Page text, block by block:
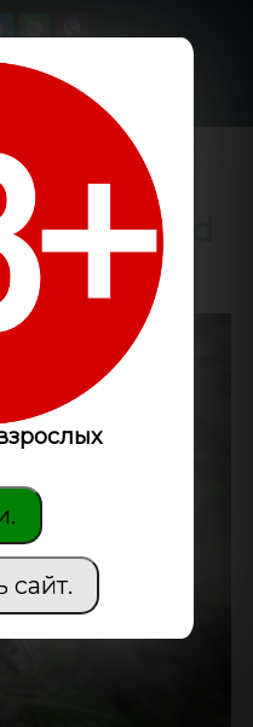
сайт.
/
feminised